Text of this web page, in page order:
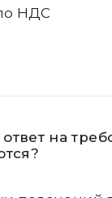
НДС
на